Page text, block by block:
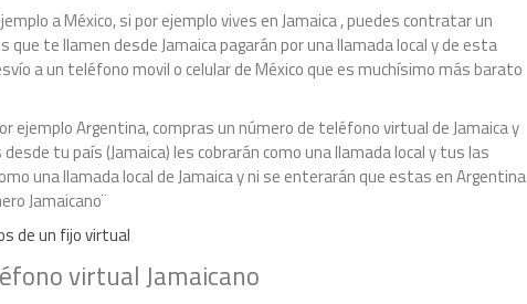
a México, si por ejemplo vives en Jamaica , puedes contratar un
te llamen desde Jamaica pagarán por una llamada local y de esta
a un teléfono movil o celular de México que es muchísimo más barato
ejemplo Argentina, compras un número de teléfono virtual de Jamaica y
tu país (Jamaica) les cobrarán como una llamada local y tus las
una llamada local de Jamaica y ni se enterarán que estas en Argentina
Jamaicano¨
de un fijo virtual
virtual Jamaicano